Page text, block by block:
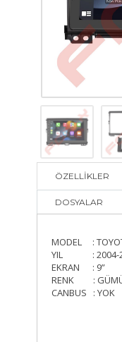
ÖZELLİKLER
DOSYALAR
MODEL :
YIL : 2004-
EKRAN : 9”
RENK :
CANBUS : YOK